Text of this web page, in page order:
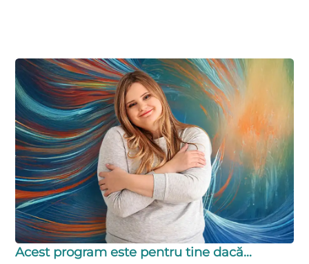
Acest program este pentru tine dacă…